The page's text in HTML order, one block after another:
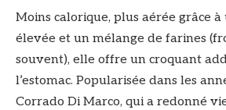
Moins calorique, plus aérée grâce
élevée et un mélange de farines
souvent), elle offre un croquant
l’estomac. Popularisée dans les
Corrado Di Marco, qui a redonné